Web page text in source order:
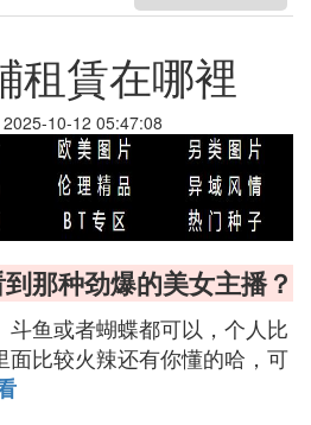
租賃在哪裡
10-12 05:47:08
那种劲爆的美女主播？
鱼或者蝴蝶都可以，个人比
面比较火辣还有你懂的哈，可